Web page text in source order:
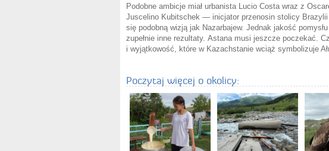
Podobne ambicje miał urbanista Lucio Costa wraz z
Juscelino Kubitschek — inicjator przenosin stolicy Brazylii
się podobną wizją jak Nazarbajew. Jednak jakość
zupełnie inne rezultaty. Astana musi jeszcze poczekać.
i wyjątkowość, które w Kazachstanie wciąż symbolizuje
Poczytaj więcej o okolicy: